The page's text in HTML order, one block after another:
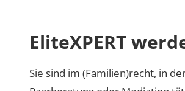
EliteXPERT
Sie sind im (Familien)recht, in